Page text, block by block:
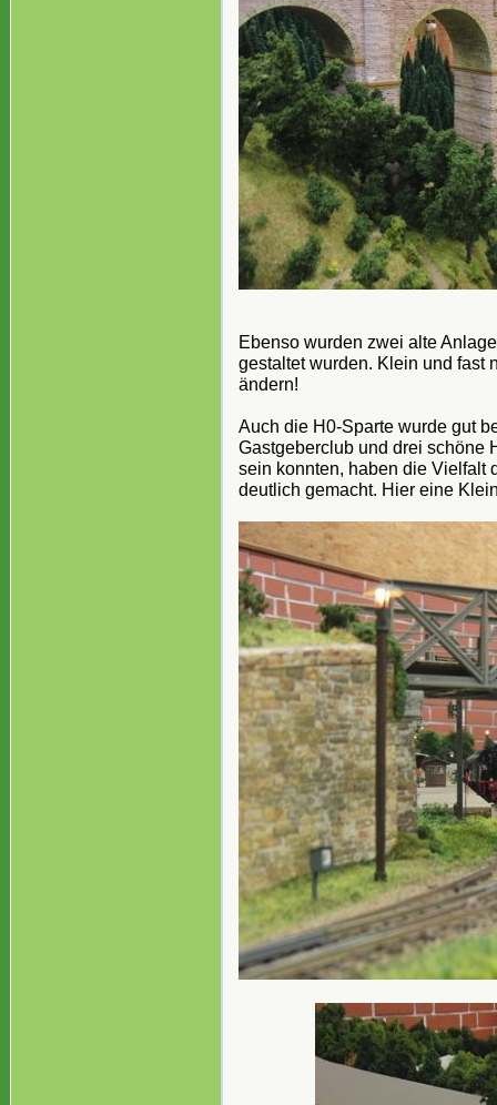
Ebenso wurden zwei alte
gestaltet wurden. Klein und fast
ändern!
Auch die H0-Sparte wurde gut
Gastgeberclub und drei schöne
sein konnten, haben die Vielfalt
deutlich gemacht. Hier eine